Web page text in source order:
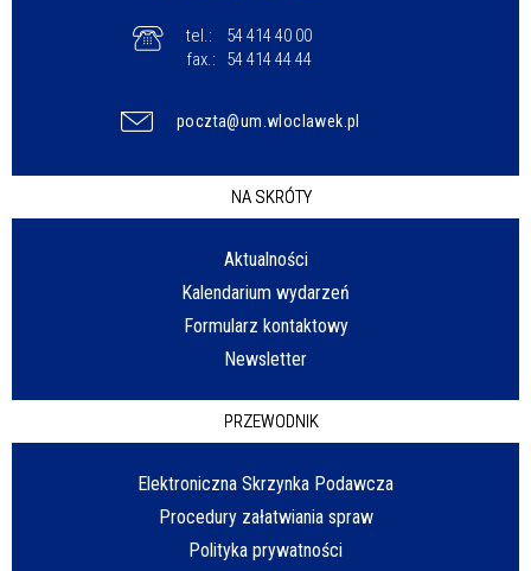
tel.:
54 414 40 00
fax.:
54 414 44 44
poczta@um.wloclawek.pl
NA SKRÓTY
Aktualności
Kalendarium wydarzeń
Formularz kontaktowy
Newsletter
PRZEWODNIK
Elektroniczna Skrzynka Podawcza
Procedury załatwiania spraw
Polityka prywatności